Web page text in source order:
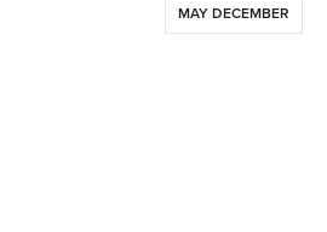
MAY DECEMBER